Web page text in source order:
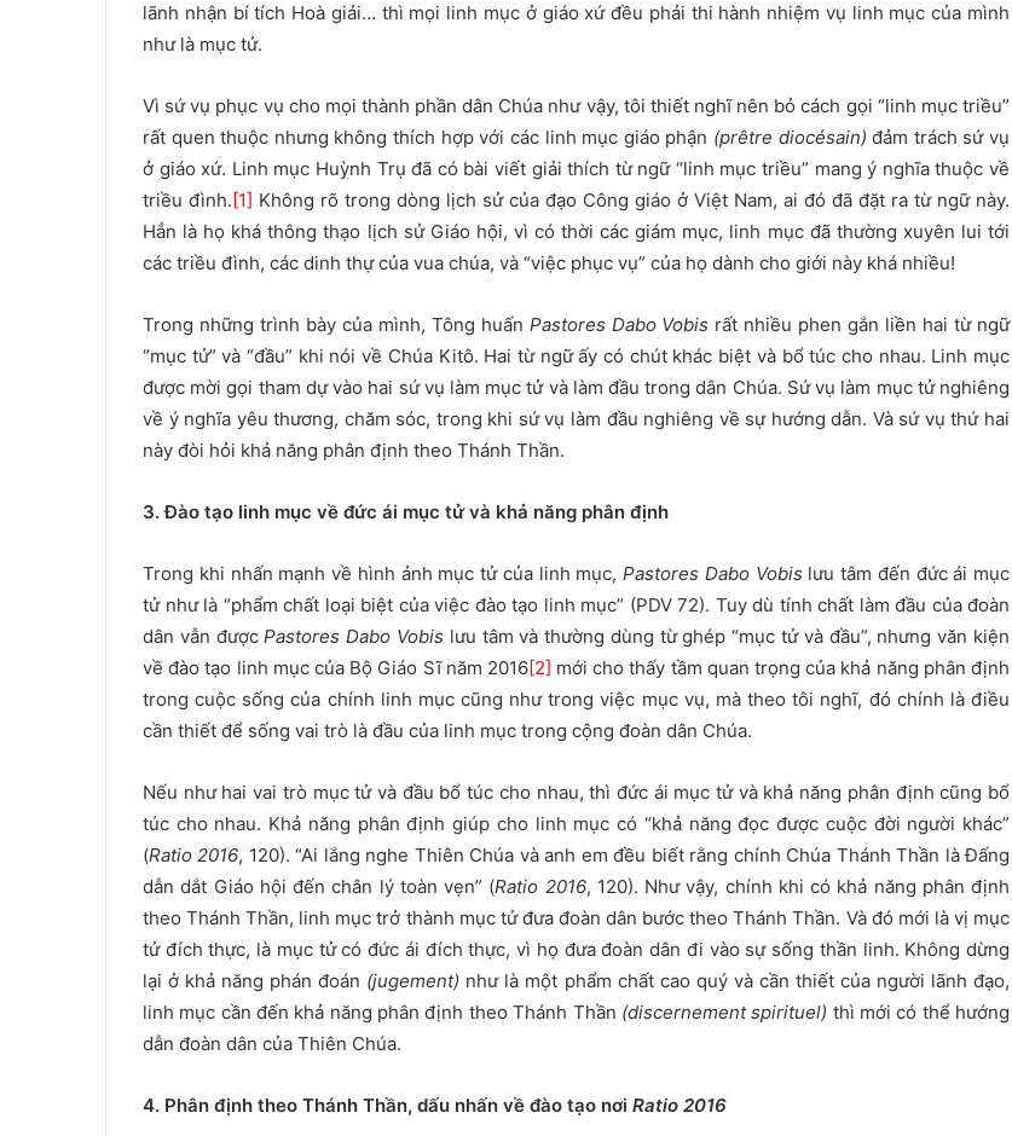
lãnh nhận bí tích Hoà giải… thì mọi linh mục ở giáo xứ đều phải thi hành nhiệm vụ linh mục của mình
như là mục tử.
Vì sứ vụ phục vụ cho mọi thành phần dân Chúa như vậy, tôi thiết nghĩ nên bỏ cách gọi “linh mục triều”
rất quen thuộc nhưng không thích hợp với các linh mục giáo phận (prêtre diocésain) đảm trách sứ vụ
ở giáo xứ. Linh mục Huỳnh Trụ đã có bài viết giải thích từ ngữ “linh mục triều” mang ý nghĩa thuộc về
triều đình.[1] Không rõ trong dòng lịch sử của đạo Công giáo ở Việt Nam, ai đó đã đặt ra từ ngữ này.
Hẳn là họ khá thông thạo lịch sử Giáo hội, vì có thời các giám mục, linh mục đã thường xuyên lui tới
các triều đình, các dinh thự của vua chúa, và “việc phục vụ” của họ dành cho giới này khá nhiều!
Trong những trình bày của mình, Tông huấn Pastores Dabo Vobis rất nhiều phen gắn liền hai từ ngữ
“mục tử” và “đầu” khi nói về Chúa Kitô. Hai từ ngữ ấy có chút khác biệt và bổ túc cho nhau. Linh mục
được mời gọi tham dự vào hai sứ vụ làm mục tử và làm đầu trong dân Chúa. Sứ vụ làm mục tử nghiêng
về ý nghĩa yêu thương, chăm sóc, trong khi sứ vụ làm đầu nghiêng về sự hướng dẫn. Và sứ vụ thứ hai
này đòi hỏi khả năng phân định theo Thánh Thần.
3. Đào tạo linh mục về đức ái mục tử và khả năng phân định
Trong khi nhấn mạnh về hình ảnh mục tử của linh mục, Pastores Dabo Vobis lưu tâm đến đức ái mục
tử như là “phẩm chất loại biệt của việc đào tạo linh mục” (PDV 72). Tuy dù tính chất làm đầu của đoàn
dân vẫn đượcPastores Dabo Vobis lưu tâm và thường dùng từ ghép “mục tử và đầu”, nhưng văn kiện
về đào tạo linh mục của Bộ Giáo Sĩ năm 2016[2] mới cho thấy tầm quan trọng của khả năng phân định
trong cuộc sống của chính linh mục cũng như trong việc mục vụ, mà theo tôi nghĩ, đó chính là điều
cần thiết để sống vai trò là đầu của linh mục trong cộng đoàn dân Chúa.
Nếu như hai vai trò mục tử và đầu bổ túc cho nhau, thì đức ái mục tử và khả năng phân định cũng bổ
túc cho nhau. Khả năng phân định giúp cho linh mục có “khả năng đọc được cuộc đời người khác”
(Ratio 2016, 120). “Ai lắng nghe Thiên Chúa và anh em đều biết rằng chính Chúa Thánh Thần là Đấng
dẫn dắt Giáo hội đến chân lý toàn vẹn” (Ratio 2016, 120). Như vậy, chính khi có khả năng phân định
theo Thánh Thần, linh mục trở thành mục tử đưa đoàn dân bước theo Thánh Thần. Và đó mới là vị mục
tử đích thực, là mục tử có đức ái đích thực, vì họ đưa đoàn dân đi vào sự sống thần linh. Không dừng
lại ở khả năng phán đoán (jugement) như là một phẩm chất cao quý và cần thiết của người lãnh đạo,
linh mục cần đến khả năng phân định theo Thánh Thần (discernement spirituel) thì mới có thể hướng
dẫn đoàn dân của Thiên Chúa.
4. Phân định theo Thánh Thần, dấu nhấn về đào tạo nơi Ratio 2016